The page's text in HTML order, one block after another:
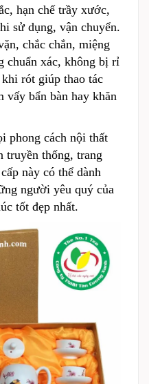
hạn chế trầy xước,
sử dụng, vận chuyển.
chắc chắn, miệng
chuẩn xác, không bị rỉ
rót giúp thao tác
vấy bẩn bàn hay khăn
phong cách nội thất
truyền thống, trang
này có thể dành
người yêu quý của
tốt đẹp nhất.